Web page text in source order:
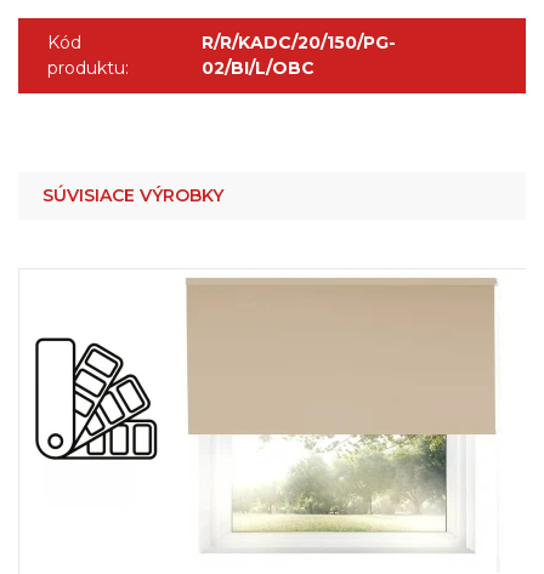
Kód
produktu:
R/R/KADC/20/150/PG-
02/BI/L/OBC
SÚVISIACE VÝROBKY